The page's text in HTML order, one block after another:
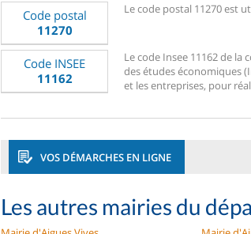
Code postal
11270
Le code postal 11270 est
Code INSEE
11162
Le code Insee 11162 de
des études économiques
et les entreprises, pour
VOS DÉMARCHES EN LIGNE
Les autres mairies du